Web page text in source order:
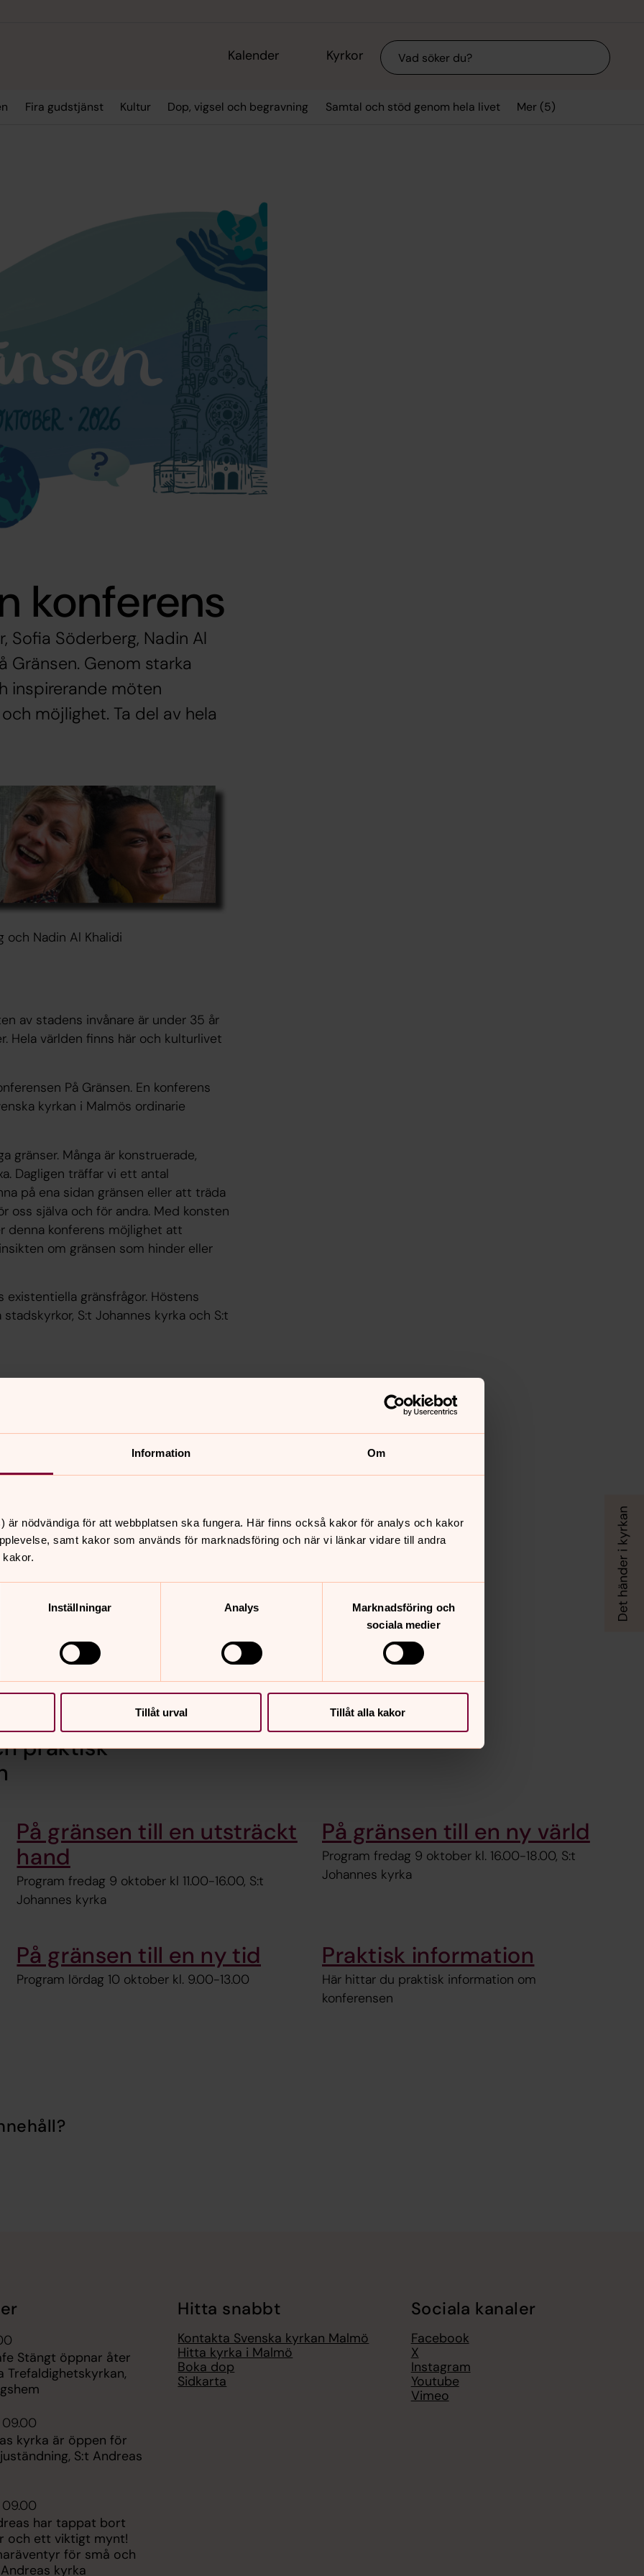
Information Om
är nödvändiga för att webbplatsen ska fungera. Här finns också kakor för analys och kakor
samt kakor som används för marknadsföring och när vi länkar vidare till andra
Inställningar Analys
Marknadsföring och
sociala medier
Tillåt urval Tillåt alla kakor
Kalender Kyrkor Sök
Fira gudstjänst Kultur Dop, vigsel och begravning Samtal och stöd genom hela livet Mer (5)
konferens
Sofia Söderberg, Nadin Al
Gränsen. Genom starka
inspirerande möten
möjlighet. Ta del av hela
och Nadin Al Khalidi
av stadens invånare är under 35 år
Hela världen finns här och kulturlivet
På Gränsen. En konferens
kyrkan i Malmös ordinarie
gränser. Många är konstruerade,
Dagligen träffar vi ett antal
på ena sidan gränsen eller att träda
oss själva och för andra. Med konsten
denna konferens möjlighet att
om gränsen som hinder eller
gränsfrågor. Höstens
S:t Johannes kyrka och S:t
via denna
ingår fikor,
middag ombesörjes på egen hand.
anmäler via dennalänk
praktisk
På gränsen till en utsträckt
hand
Program fredag 9 oktober kl 11.00-16.00, S:t
Johannes kyrka
På gränsen till en ny värld
Program fredag 9 oktober kl. 16.00-18.00, S:t
Johannes kyrka
På gränsen till en ny tid
Program lördag 10 oktober kl. 9.00-13.00
Praktisk information
Här hittar du praktisk information om
konferensen
Stängt öppnar åter
Trefaldighetskyrkan,
kyrka är öppen för
S:t Andreas
har tappat bort
och ett viktigt mynt!
för små och
kyrka
Hitta snabbt
Kontakta Svenska kyrkan Malmö
Hitta kyrka i Malmö
Boka dop
Sidkarta
Sociala kanaler
Facebook
X
Instagram
Youtube
Vimeo